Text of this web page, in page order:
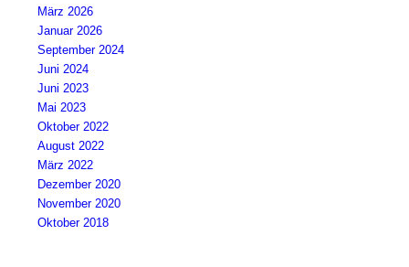
März 2026
Januar 2026
September 2024
Juni 2024
Juni 2023
Mai 2023
Oktober 2022
August 2022
März 2022
Dezember 2020
November 2020
Oktober 2018